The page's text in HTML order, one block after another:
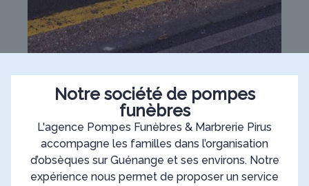
Notre société de pompes
funèbres
L'agence Pompes Funèbres & Marbrerie Pirus
accompagne les familles dans l’organisation
d’obsèques sur Guénange et ses environs. Notre
expérience nous permet de proposer un service